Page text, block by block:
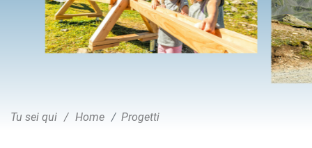
Tu sei qui Home Progetti